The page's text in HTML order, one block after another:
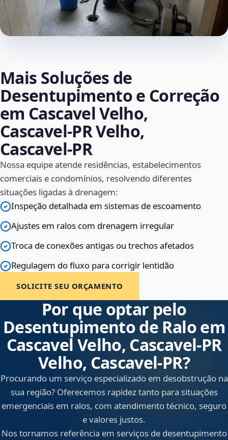
Mais Soluções de
Desentupimento e Correção
em Cascavel Velho,
Cascavel‑PR Velho,
Cascavel‑PR
Nossa equipe atende residências, estabelecimentos
comerciais e condomínios, resolvendo diferentes
situações ligadas à drenagem:
Inspeção detalhada em sistemas de escoamento
Ajustes em ralos com drenagem irregular
Troca de conexões antigas ou trechos afetados
Regulagem do fluxo para corrigir lentidão
SOLICITE SEU ORÇAMENTO
Por que optar pelo
Desentupimento de Ralo em
Cascavel Velho, Cascavel‑PR
Velho, Cascavel‑PR?
Procurando um serviço especializado em desobstrução na
sua região? Oferecemos rapidez tanto para situações
emergenciais em ralos, com atendimento técnico, seguro
e valores justos.
Nos tornamos referência em serviços de desentupimento